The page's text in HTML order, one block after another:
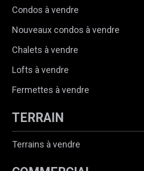
Condos à vendre
Nouveaux condos à vendre
Chalets à vendre
Lofts à vendre
Fermettes à vendre
TERRAIN
Terrains à vendre